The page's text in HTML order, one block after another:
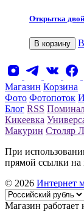
Открытка
В корзину
Магазин Корзина
Фото Фотопоток
Блог RSS
Кикеевка
Макурин Столяр
При
прямой ссылки на
© 2026 Интернет
Магазин работает